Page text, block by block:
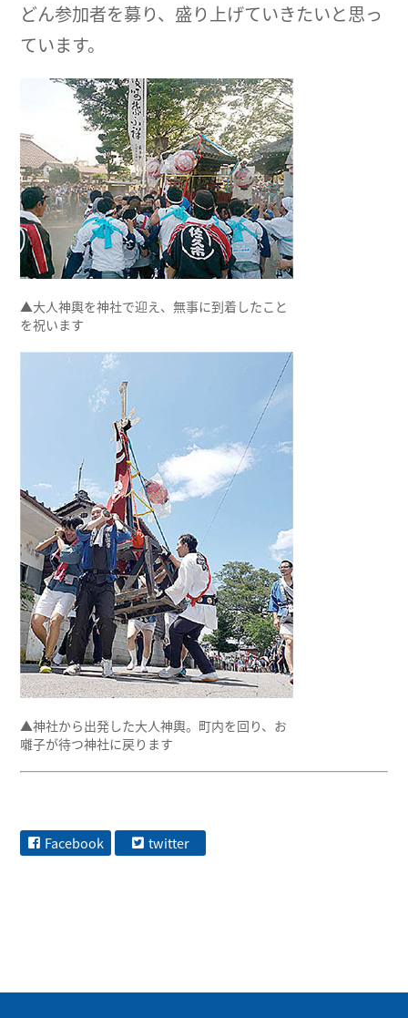
どん参加者を募り、盛り上げていきたいと思っ
ています。
▲大人神輿を神社で迎え、無事に到着したこと
を祝います
▲神社から出発した大人神輿。町内を回り、お
囃子が待つ神社に戻ります
Facebook twitter